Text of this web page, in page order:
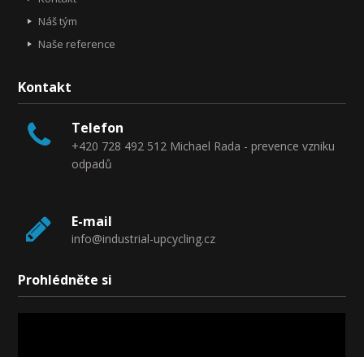
Náš tým
Naše reference
Kontakt
Telefon
+420 728 492 512 Michael Rada - prevence vzniku
odpadů
E-mail
info@industrial-upcycling.cz
Prohlédněte si